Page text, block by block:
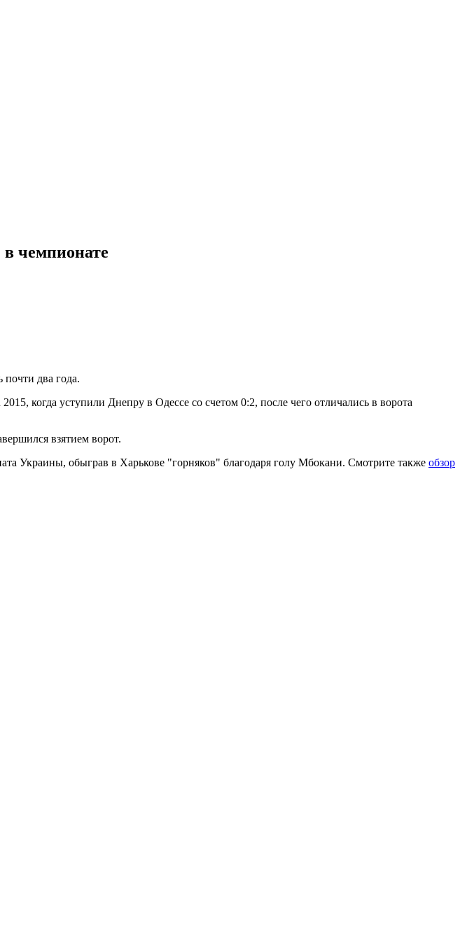
чемпионате
почти два года.
когда уступили Днепру в Одессе со счетом 0:2, после чего отличались в ворота
взятием ворот.
Украины, обыграв в Харькове "горняков" благодаря голу Мбокани. Смотрите также обзор